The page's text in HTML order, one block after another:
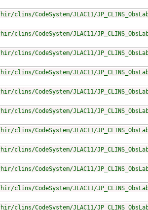
CodeSystem/JLAC11/
CodeSystem/JLAC11/
CodeSystem/JLAC11/
CodeSystem/JLAC11/
CodeSystem/JLAC11/
CodeSystem/JLAC11/
CodeSystem/JLAC11/
CodeSystem/JLAC11/
CodeSystem/JLAC11/
CodeSystem/JLAC11/
CodeSystem/JLAC11/